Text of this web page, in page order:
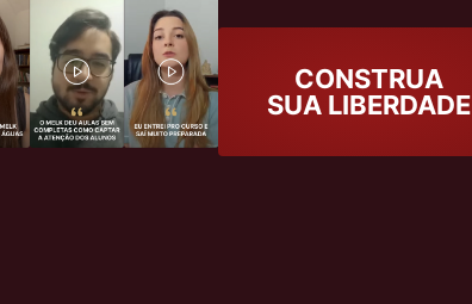
CONSTRUA
SUA LIBERDADE